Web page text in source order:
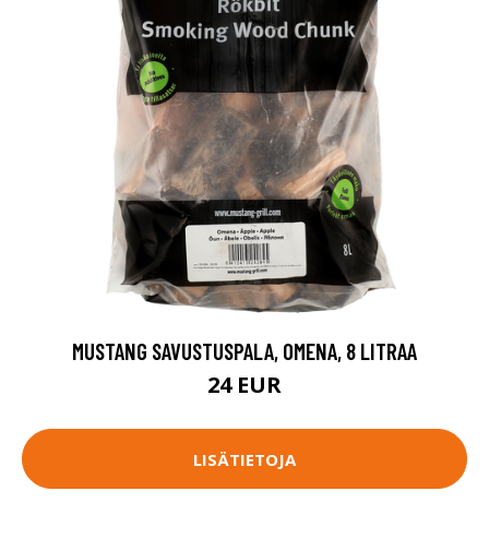
MUSTANG SAVUSTUSPALA, OMENA, 8 LITRAA
24 EUR
LISÄTIETOJA